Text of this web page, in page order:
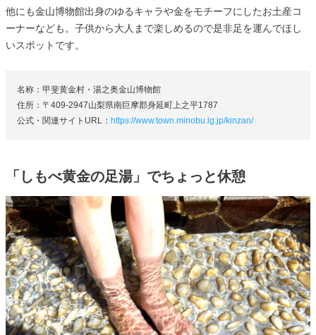
他にも金山博物館出身のゆるキャラや金をモチーフにしたお土産コ
ーナーなども。子供から大人まで楽しめるので是非足を運んでほし
いスポットです。
名称：甲斐黄金村・湯之奥金山博物館
住所：〒409-2947山梨県南巨摩郡身延町上之平1787
公式・関連サイトURL： https://www.town.minobu.lg.jp/kinzan/
「しもべ黄金の足湯」でちょっと休憩